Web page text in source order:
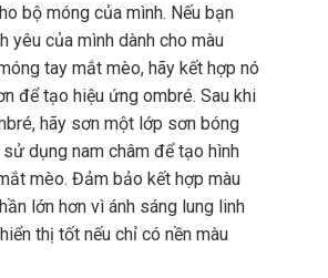
bộ móng của mình. Nếu bạn
yêu của mình dành cho màu
tay mắt mèo, hãy kết hợp nó
để tạo hiệu ứng ombré. Sau khi
hãy sơn một lớp sơn bóng
dụng nam châm để tạo hình
mèo. Đảm bảo kết hợp màu
lớn hơn vì ánh sáng lung linh
thị tốt nếu chỉ có nền màu